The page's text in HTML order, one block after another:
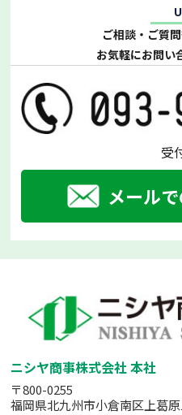
ご相談・ご質
お気軽にお問い
受
メール
ニシヤ商事株式会社 本社
〒800-0255
福岡県北九州市小倉南区上葛